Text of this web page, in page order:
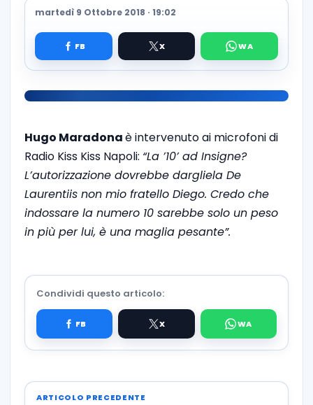
martedì 9 Ottobre 2018 · 19:02
Hugo Maradonaè intervenuto ai microfoni di
Radio Kiss Kiss Napoli: “La ’10’ ad Insigne?
L’autorizzazione dovrebbe dargliela De
Laurentiis non mio fratello Diego. Credo che
indossare la numero 10 sarebbe solo un peso
in più per lui, è una maglia pesante”.
Condividi questo articolo:
ARTICOLO PRECEDENTE